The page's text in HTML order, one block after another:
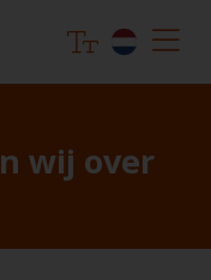
wij over